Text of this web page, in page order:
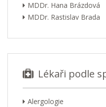
MDDr. Hana Brázdová
MDDr. Rastislav Brada
Lékaři podle
Alergologie